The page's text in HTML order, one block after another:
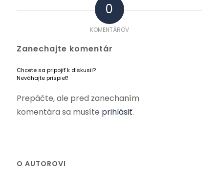
0
KOMENTÁROV
Zanechajte komentár
Chcete sa pripojiť k diskusii?
Neváhajte prispieť!
Prepáčte, ale pred zanechaním
komentára sa musíte prihlásiť.
O AUTOROVI